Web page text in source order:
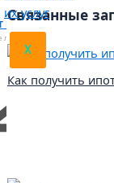
под залог ПТС
лучшее предложения от
X
Связанные
Как получить